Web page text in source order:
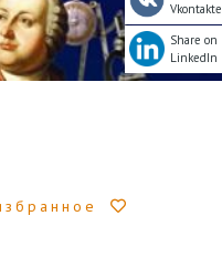
Vkontakte
Share on
LinkedIn